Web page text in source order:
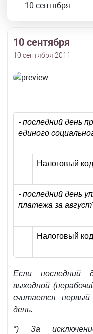
10 сентября
10 сентября
10 сентября 2011 г.
- последний день
единого
Налоговый
- последний день
платежа за
Налоговый
Если последний
выходной
считается
день.
*) За